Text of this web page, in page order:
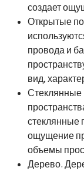
создает
Открытые
провода и
вид,
Стеклянные
стеклянные
ощущение
объемы
Дерево.